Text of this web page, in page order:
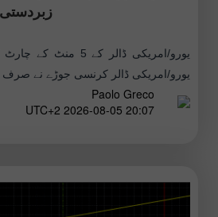
یورو/امریکی ڈالر کے
یورو/امریکی ڈالر کرنسی جوڑے نے
Paolo Greco
20:07 2026-08-05 UTC+2